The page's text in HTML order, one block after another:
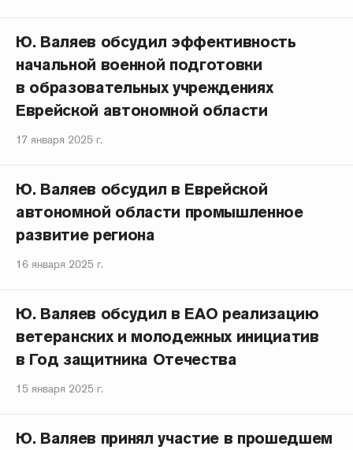
Ю. Валяев обсудил эффективность
начальной военной подготовки
в образовательных учреждениях
Еврейской автономной области
17 января 2025 г.
Ю. Валяев обсудил в Еврейской
автономной области промышленное
развитие региона
16 января 2025 г.
Ю. Валяев обсудил в ЕАО реализацию
ветеранских и молодежных инициатив
в Год защитника Отечества
15 января 2025 г.
Ю. Валяев принял участие в прошедшем